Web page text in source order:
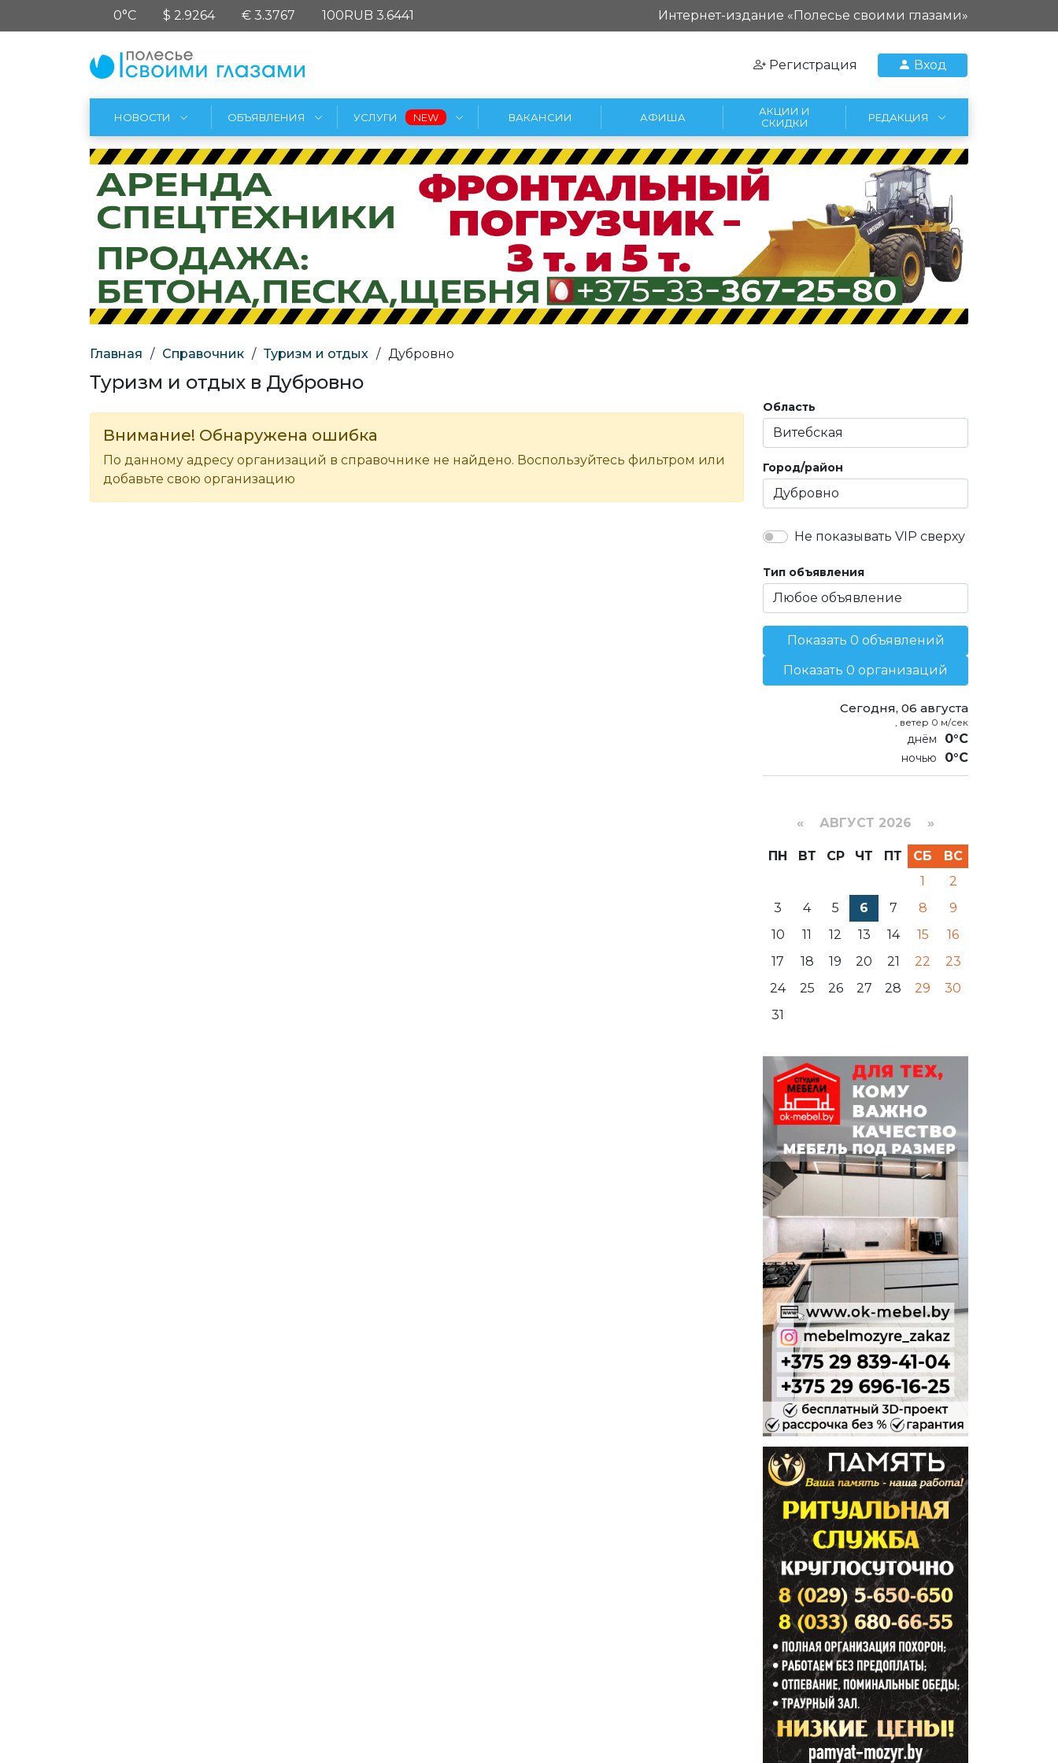
0°C $ 2.9264 € 3.3767 100RUB 3.6441 Интернет-издание «Полесье своими глазами»
Регистрация Вход
НОВОСТИ ОБЪЯВЛЕНИЯ УСЛУГИ ВАКАНСИИ АФИША
АКЦИИ И
СКИДКИ
РЕДАКЦИЯ
Главная / Справочник / Туризм и отдых / Дубровно
Туризм и отдых в Дубровно
Внимание! Обнаружена ошибка
По данному адресу организаций в справочнике не найдено. Воспользуйтесь фильтром или
добавьте свою организацию
Область
Город/район
Не показывать VIP сверху
Тип объявления
Показать 0 объявлений
Показать 0 организаций
Сегодня, 06 августа
, ветер 0 м/сек
0°C
0°C
« АВГУСТ 2026 »
ПН ВТ СР ЧТ ПТ СБ
ВС
1
2
3
4 5 6 7 8
9
10
11 12 13 14 15
16
17
18 19 20 21 22
23
24
25 26 27 28 29
30
31